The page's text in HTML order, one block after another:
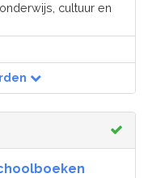
cultuur en